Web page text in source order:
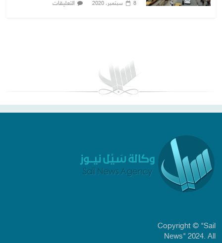
8 سبتمبر، 2020 التعليقات
Copyright © "Sail
News" 2024. All